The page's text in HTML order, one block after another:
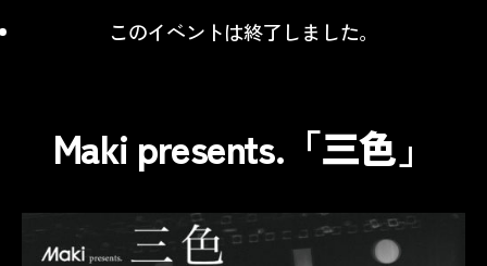
websiteこのイベントは終了しました。
Maki presents.「三色」